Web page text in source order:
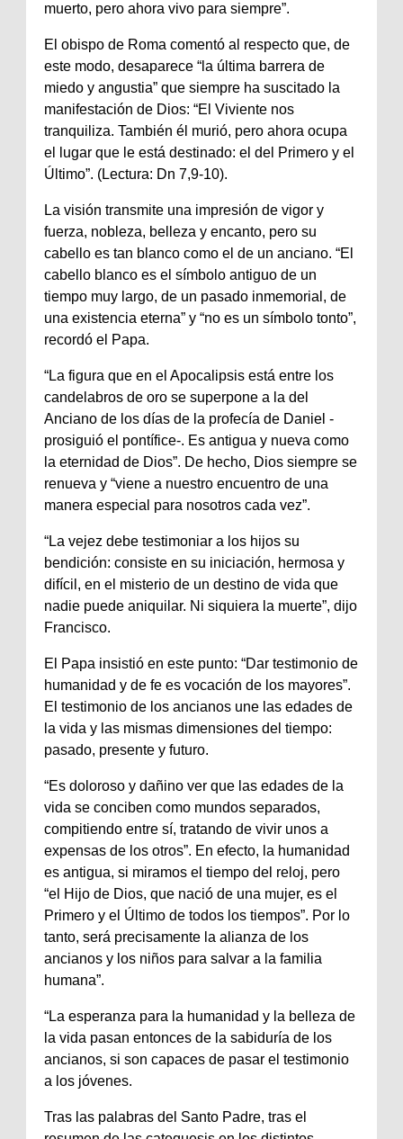
muerto, pero ahora vivo para siempre”.
El obispo de Roma comentó al respecto que, de
este modo, desaparece “la última barrera de
miedo y angustia” que siempre ha suscitado la
manifestación de Dios: “El Viviente nos
tranquiliza. También él murió, pero ahora ocupa
el lugar que le está destinado: el del Primero y el
Último”. (Lectura: Dn 7,9-10).
La visión transmite una impresión de vigor y
fuerza, nobleza, belleza y encanto, pero su
cabello es tan blanco como el de un anciano. “El
cabello blanco es el símbolo antiguo de un
tiempo muy largo, de un pasado inmemorial, de
una existencia eterna” y “no es un símbolo tonto”,
recordó el Papa.
“La figura que en el Apocalipsis está entre los
candelabros de oro se superpone a la del
Anciano de los días de la profecía de Daniel -
prosiguió el pontífice-. Es antigua y nueva como
la eternidad de Dios”. De hecho, Dios siempre se
renueva y “viene a nuestro encuentro de una
manera especial para nosotros cada vez”.
“La vejez debe testimoniar a los hijos su
bendición: consiste en su iniciación, hermosa y
difícil, en el misterio de un destino de vida que
nadie puede aniquilar. Ni siquiera la muerte”, dijo
Francisco.
El Papa insistió en este punto: “Dar testimonio de
humanidad y de fe es vocación de los mayores”.
El testimonio de los ancianos une las edades de
la vida y las mismas dimensiones del tiempo:
pasado, presente y futuro.
“Es doloroso y dañino ver que las edades de la
vida se conciben como mundos separados,
compitiendo entre sí, tratando de vivir unos a
expensas de los otros”. En efecto, la humanidad
es antigua, si miramos el tiempo del reloj, pero
“el Hijo de Dios, que nació de una mujer, es el
Primero y el Último de todos los tiempos”. Por lo
tanto, será precisamente la alianza de los
ancianos y los niños para salvar a la familia
humana”.
“La esperanza para la humanidad y la belleza de
la vida pasan entonces de la sabiduría de los
ancianos, si son capaces de pasar el testimonio
a los jóvenes.
Tras las palabras del Santo Padre, tras el